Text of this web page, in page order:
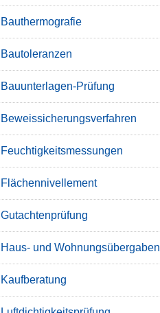
Bauthermografie
Bautoleranzen
Bauunterlagen-Prüfung
Beweissicherungsverfahren
Feuchtigkeitsmessungen
Flächennivellement
Gutachtenprüfung
Haus- und Wohnungsübergaben
Kaufberatung